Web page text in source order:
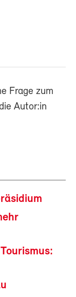
Frage zum
Autor:in